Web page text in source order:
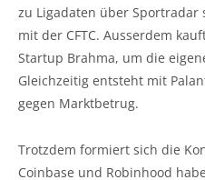
zu Ligadaten über Sportradar
mit der CFTC. Ausserdem
Startup Brahma, um die
Gleichzeitig entsteht mit
gegen Marktbetrug.
Trotzdem formiert sich die
Coinbase und Robinhood